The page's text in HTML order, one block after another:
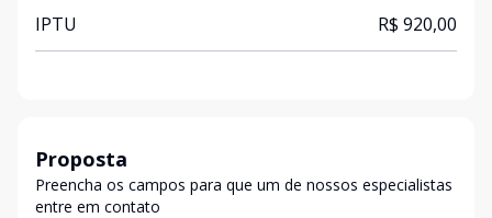
IPTU R$ 920,00
Proposta
Preencha os campos para que um de nossos especialistas
entre em contato